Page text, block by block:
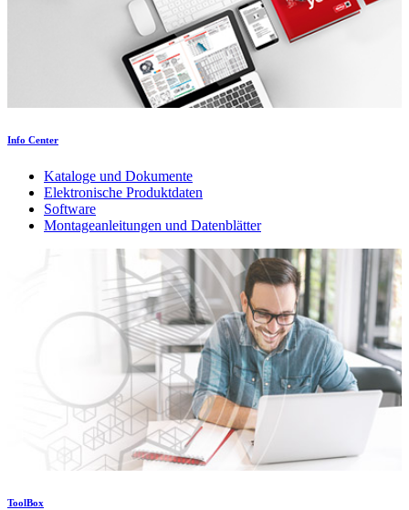
Info Center
Kataloge und Dokumente
Elektronische Produktdaten
Software
Montageanleitungen und Datenblätter
ToolBox